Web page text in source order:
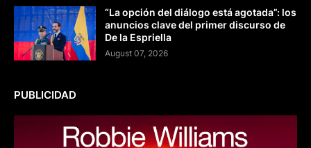
“La opción del diálogo está agotada”: los
anuncios clave del primer discurso de
De la Espriella
August 07, 2026
PUBLICIDAD